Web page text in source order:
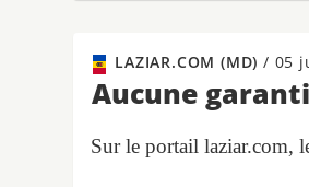
LAZIAR.COM (MD) / 05
Aucune
Sur le portail laziar.com,